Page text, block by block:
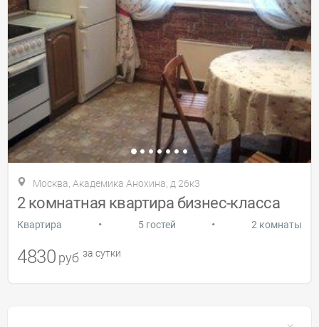
Москва, Академика Анохина, д 26к3
2 комнатная квартира бизнес-класса
Квартира • 5 гостей • 2 комнаты
4830 руб за сутки